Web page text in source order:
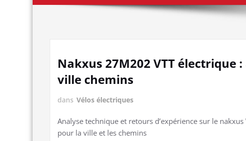
Nakxus 27M202 VTT électrique
ville chemins
dans Vélos électriques
Analyse technique et retours d’expérience sur le
pour la ville et les chemins